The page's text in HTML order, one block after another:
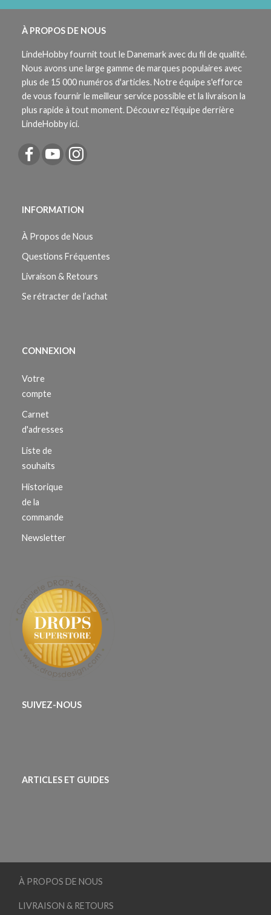
À PROPOS DE NOUS
LindeHobby fournit tout le Danemark avec du fil de qualité.
Nous avons une large gamme de marques populaires avec
plus de 15 000 numéros d'articles. Notre équipe s'efforce
de vous fournir le meilleur service possible et la livraison la
plus rapide à tout moment. Découvrez l'équipe derrière
LindeHobby ici.
INFORMATION
À Propos de Nous
Questions Fréquentes
Livraison & Retours
Se rétracter de l’achat
CONNEXION
Votre
compte
Carnet
d'adresses
Liste de
souhaits
Historique
de la
commande
Newsletter
SUIVEZ-NOUS
ARTICLES ET GUIDES
À PROPOS DE NOUS
LIVRAISON & RETOURS